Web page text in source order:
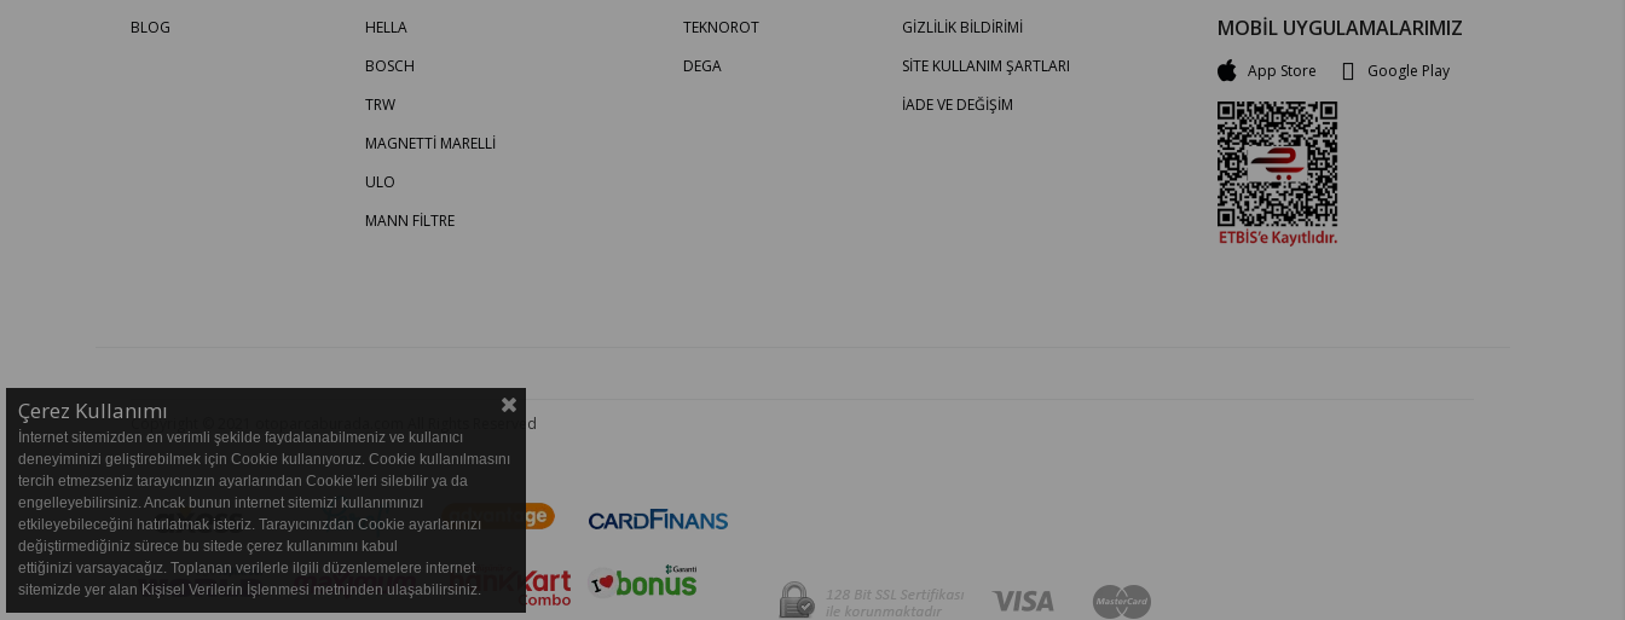
BLOG
HELLA
BOSCH
TRW
MAGNETTİ MARELLİ
ULO
MANN FİLTRE
TEKNOROT
DEGA
GİZLİLİK BİLDİRİMİ
SİTE KULLANIM ŞARTLARI
İADE VE DEĞİŞİM
MOBİL UYGULAMALARIMIZ
App Store Google Play
Copyright © 2021 otoparcaburada.com All Rights Reserved
Çerez Kullanımı
İnternet sitemizden en verimli şekilde faydalanabilmeniz ve kullanıcı
deneyiminizi geliştirebilmek için Cookie kullanıyoruz. Cookie kullanılmasını
tercih etmezseniz tarayıcınızın ayarlarından Cookie’leri silebilir ya da
engelleyebilirsiniz. Ancak bunun internet sitemizi kullanımınızı
etkileyebileceğini hatırlatmak isteriz. Tarayıcınızdan Cookie ayarlarınızı
değiştirmediğiniz sürece bu sitede çerez kullanımını kabul
ettiğinizi varsayacağız. Toplanan verilerle ilgili düzenlemelere internet
sitemizde yer alan Kişisel Verilerin İşlenmesi metninden ulaşabilirsiniz.